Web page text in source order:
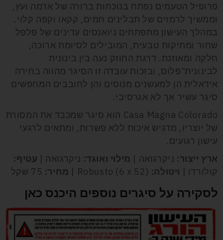
פרופיל הטעמים נפתח בנוכחות ברורה של אדמה ועץ,
וממשיך לרמזים של תבלינים חמים, קקאו וקפה קלוי.
במהלך העישון מתפתחים ניואנסים עדינים של פלפל
שחור ומתיקות טבעית, המובילים לסיומת ארוכה,
חלקה ומאוזנת. דרגת החוזק נעה בין בינונית
לבינונית־פלוס, ובזכות עובדה זו הסיגר מהווה בחירה
אידאלית הן למעשנים מנוסים והן לחובבים המחפשים
סיגר עשיר אך לא אגרסיבי.
Casa Magna Colorado הוא סיגר שמכבד את המסורת
של יוצריו, מדגיש איכות ללא פשרות, ומתאים לרגעי
עישון רגועים.
ארץ ייצור: ניקרגואה | מילוי ואוגד: ניקרגואה | עטיף:
קולורדו | ויטולה: מחיר:
לסקירה על סיגרים נוספים היכנס כאן